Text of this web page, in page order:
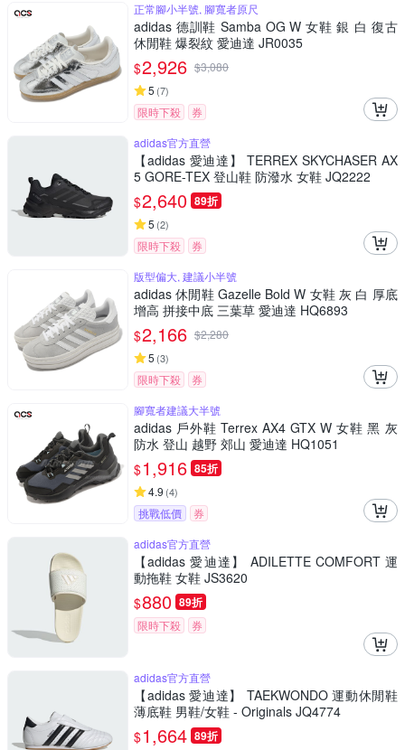
正常腳小半號, 腳寬者原尺
adidas 德訓鞋 Samba OG W 女鞋 銀 白 復古
休閒鞋 爆裂紋 愛迪達 JR0035
$2,926 $3,080
5 (7)
限時下殺
券
adidas官方直營
【adidas 愛迪達】 TERREX SKYCHASER AX
5 GORE-TEX 登山鞋 防潑水 女鞋 JQ2222
$2,640 89折
5 (2)
限時下殺
券
版型偏大, 建議小半號
adidas 休閒鞋 Gazelle Bold W 女鞋 灰 白 厚底
增高 拼接中底 三葉草 愛迪達 HQ6893
$2,166 $2,280
5 (3)
限時下殺
券
腳寬者建議大半號
adidas 戶外鞋 Terrex AX4 GTX W 女鞋 黑 灰
防水 登山 越野 郊山 愛迪達 HQ1051
$1,916 85折
4.9 (4)
挑戰低價
券
adidas官方直營
【adidas 愛迪達】 ADILETTE COMFORT 運
動拖鞋 女鞋 JS3620
$880 89折
限時下殺 券
adidas官方直營
【adidas 愛迪達】 TAEKWONDO 運動休閒鞋
薄底鞋 男鞋/女鞋 - Originals JQ4774
$1,664 89折